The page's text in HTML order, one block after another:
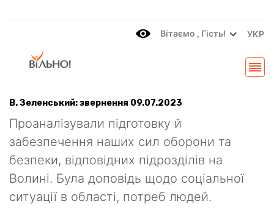
Вітаємo , Гість! УКР
В. Зеленський: звернення 09.07.2023
Проаналізували підготовку й
забезпечення наших сил оборони та
безпеки, відповідних підрозділів на
Волині. Була доповідь щодо соціальної
ситуації в області, потреб людей.